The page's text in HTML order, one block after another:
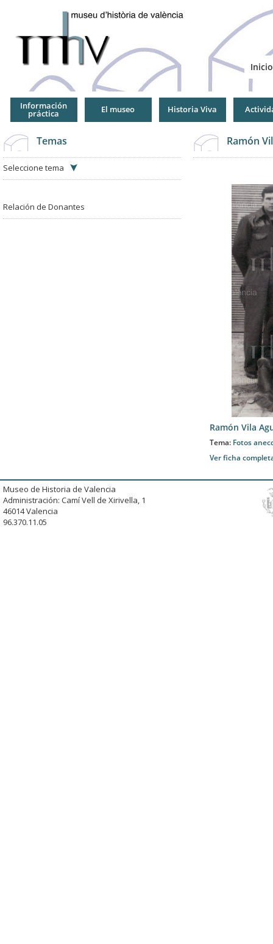
Inicio
Información
práctica El museo Historia Viva
Temas
Seleccione tema
Relación de Donantes
Ramón
Ramón Vila
Tema: Fotos
Ver ficha
Museo de Historia de Valencia
Administración: Camí Vell de Xirivella, 1
46014 Valencia
96.370.11.05